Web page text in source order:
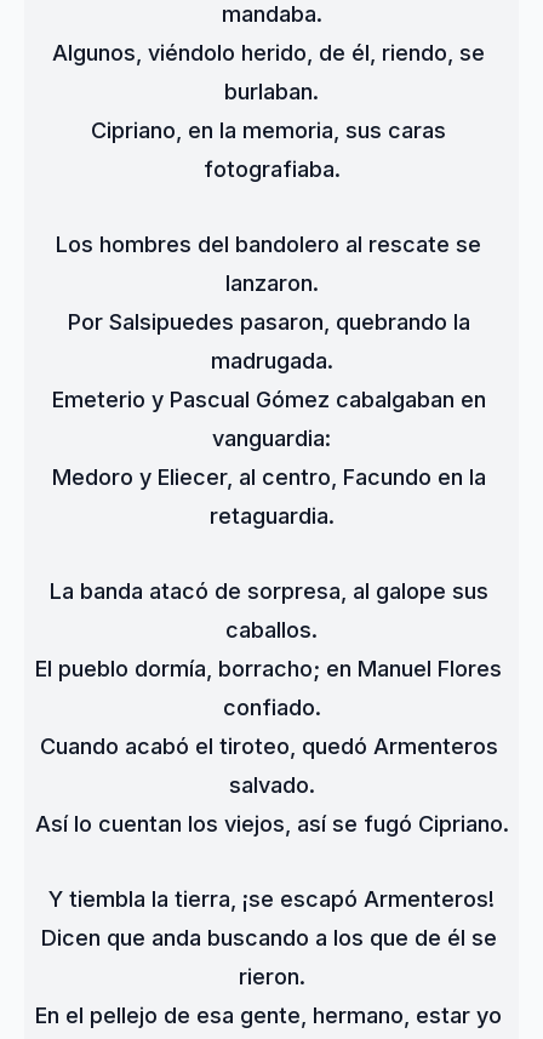
mandaba.
Algunos, viéndolo herido, de él, riendo, se
burlaban.
Cipriano, en la memoria, sus caras
fotografiaba.
Los hombres del bandolero al rescate se
lanzaron.
Por Salsipuedes pasaron, quebrando la
madrugada.
Emeterio y Pascual Gómez cabalgaban en
vanguardia:
Medoro y Eliecer, al centro, Facundo en la
retaguardia.
La banda atacó de sorpresa, al galope sus
caballos.
El pueblo dormía, borracho; en Manuel Flores
confiado.
Cuando acabó el tiroteo, quedó Armenteros
salvado.
Así lo cuentan los viejos, así se fugó Cipriano.
Y tiembla la tierra, ¡se escapó Armenteros!
Dicen que anda buscando a los que de él se
rieron.
En el pellejo de esa gente, hermano, estar yo